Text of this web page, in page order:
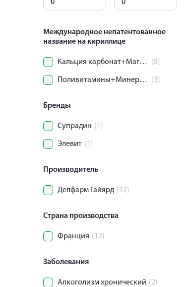
Международное непатентованное
название на кириллице
Кальция карбонат+Магния карбонат (8)
Поливитамины+Минералы (3)
Бренды
Супрадин (1)
Элевит (1)
Производитель
Делфарм Гайярд (12)
Страна производства
Франция (12)
Заболевания
Алкоголизм хронический (2)